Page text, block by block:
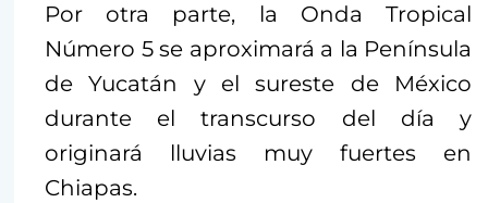
Por otra parte, la Onda Tropical
Número 5 se aproximará a la Península
de Yucatán y el sureste de México
durante el transcurso del día y
originará lluvias muy fuertes en
Chiapas.